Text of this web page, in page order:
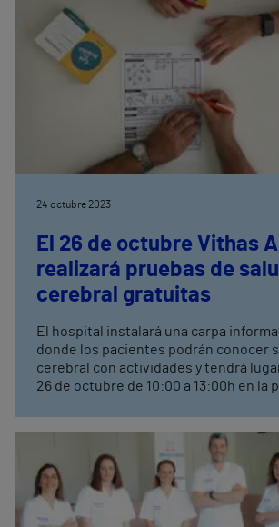
24 octubre 2023
El 26 de octubre Vithas
realizará pruebas de
cerebral gratuitas
El hospital instalará una carpa
donde los pacientes podrán conocer
cerebral con actividades y tendrá
26 de octubre de 10:00 a 13:00h en la